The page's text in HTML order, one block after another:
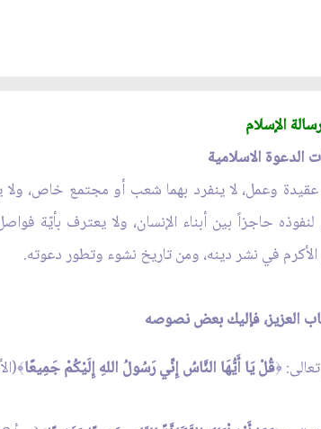
الإسلام
الدعوة الاسلامية
عقيدة وعمل، لا ينفرد بهما شعب أو مجتمع خاص،
حاجزاً بين أبناء الإنسان، ولا يعترف بأيّة
في نشر دينه، ومن تاريخ نشوء وتطور دعوته.
العزيز، فإليك بعض نصوصه
﴿قُلْ يَا أَيُّهَا النَّاسُ إِنِّي رَسُولُ اللهِ إِلَيْكُمْ جَمِيعًا﴾